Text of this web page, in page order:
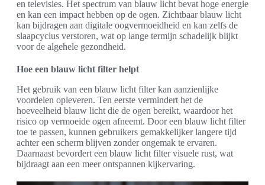
en televisies. Het spectrum van blauw licht bevat hoge energie
en kan een impact hebben op de ogen. Zichtbaar blauw licht
kan bijdragen aan digitale oogvermoeidheid en kan zelfs de
slaapcyclus verstoren, wat op lange termijn schadelijk blijkt
voor de algehele gezondheid.
Hoe een blauw licht filter helpt
Het gebruik van een blauw licht filter kan aanzienlijke
voordelen opleveren. Ten eerste vermindert het de
hoeveelheid blauw licht die de ogen bereikt, waardoor het
risico op vermoeide ogen afneemt. Door een blauw licht filter
toe te passen, kunnen gebruikers gemakkelijker langere tijd
achter een scherm blijven zonder ongemak te ervaren.
Daarnaast bevordert een blauw licht filter visuele rust, wat
bijdraagt aan een meer ontspannen kijkervaring.